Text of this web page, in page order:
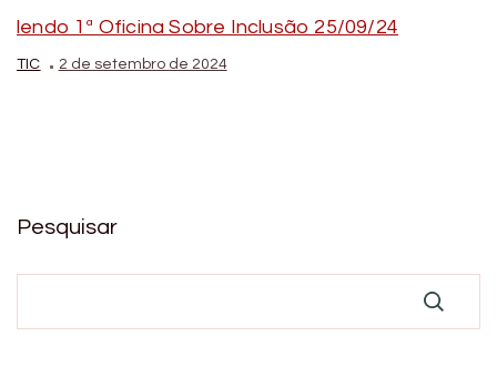
lendo 1ª Oficina Sobre Inclusão 25/09/24
TIC 2 de setembro de 2024
Pesquisar